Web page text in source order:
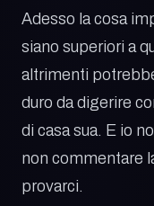
Adesso la cosa
siano superiori a
altrimenti
duro da digerire
di casa sua. E io
non commentare
provarci.